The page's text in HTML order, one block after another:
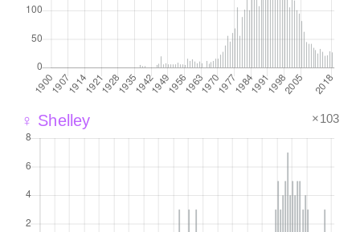
♀ Shelley ×103